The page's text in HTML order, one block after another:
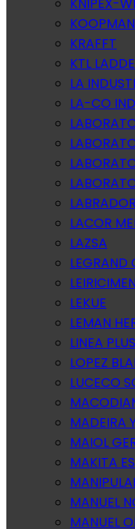
KRAFFT
KTL
LA
LA-CO
LACOR
LAZSA
LEGRAND
LEKUE
LEMAN
LINEA
LOPEZ
LUCECO
MADEIRA
MAIOL
MAKITA
MANUEL
MANUEL